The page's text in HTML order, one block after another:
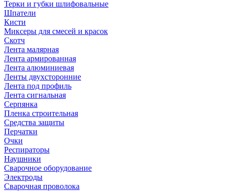
Терки и губки шлифовальные
Шпатели
Кисти
Миксеры для смесей и красок
Скотч
Лента малярная
Лента армированная
Лента алюминиевая
Ленты двухсторонние
Лента под профиль
Лента сигнальная
Серпянка
Пленка строительная
Средства защиты
Перчатки
Очки
Респираторы
Наушники
Сварочное оборудование
Электроды
Сварочная проволока